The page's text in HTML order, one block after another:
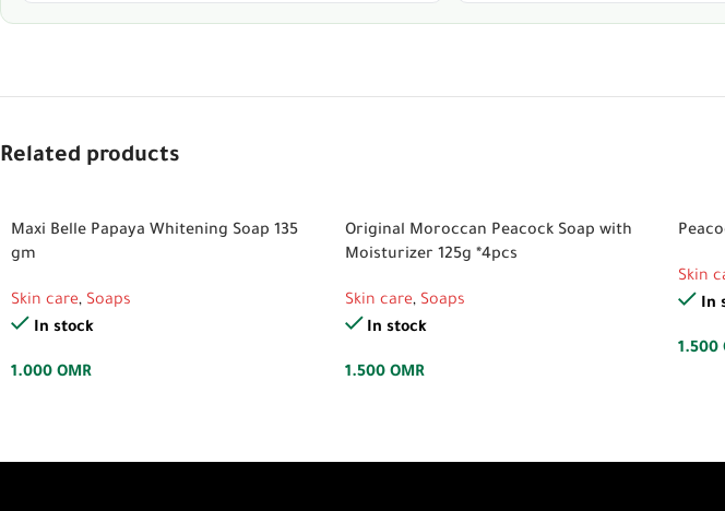
Related products
Maxi Belle Papaya Whitening Soap 135
gm
Skin care, Soaps
In stock
1.000 OMR
Original Moroccan Peacock Soap with
Moisturizer 125g *4pcs
Skin care, Soaps
In stock
1.500 OMR
Skin
In
1.500